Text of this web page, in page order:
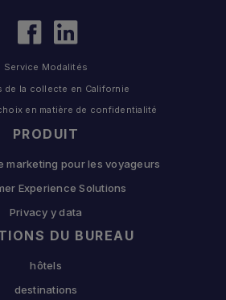
PRODUIT
marketing pour les voyageurs
Experience Solutions
Privacy y data
DU BUREAU
hôtels
destinations
Service Modalités
de la collecte en Californie
en matière de confidentialité